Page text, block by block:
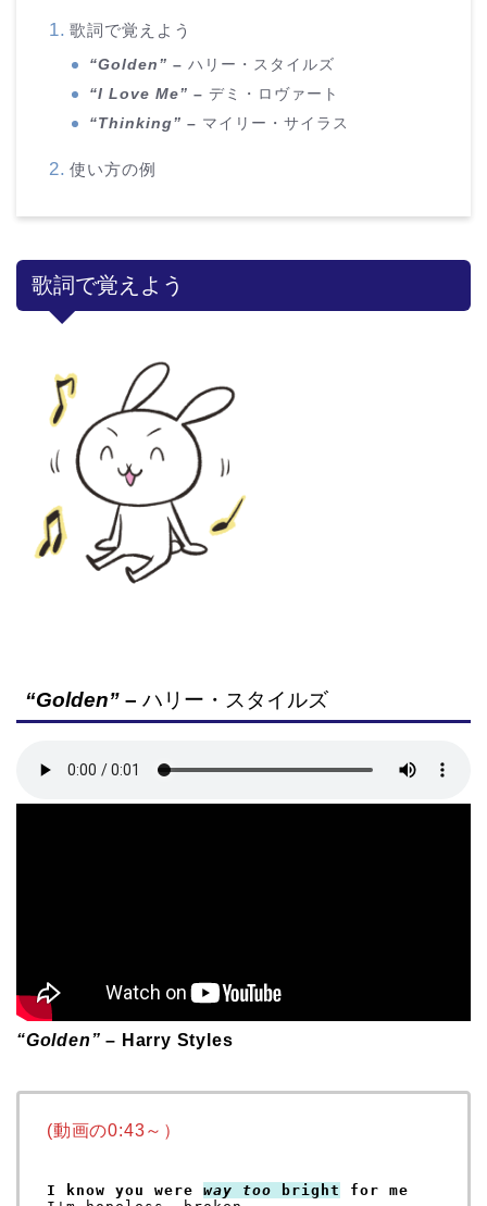
歌詞で覚えよう
“Golden” –ハリー・スタイルズ
“I Love Me” –デミ・ロヴァート
“Thinking” – マイリー・サイラス
使い方の例
歌詞で覚えよう
“Golden” – ハリー・スタイルズ
“Golden” – Harry Styles
(動画の0:43～）
I know you were way too bright
for me